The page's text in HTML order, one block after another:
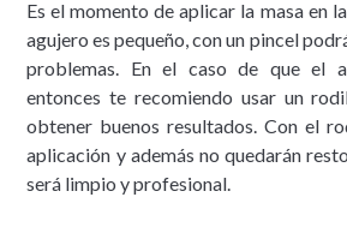
Es el momento de aplicar la masa en
agujero es pequeño, con un pincel
problemas. En el caso de que el
entonces te recomiendo usar un
obtener buenos resultados. Con el
aplicación y además no quedarán
será limpio y profesional.